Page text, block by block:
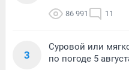
86 991 11
3
Суровой или
по погоде 5